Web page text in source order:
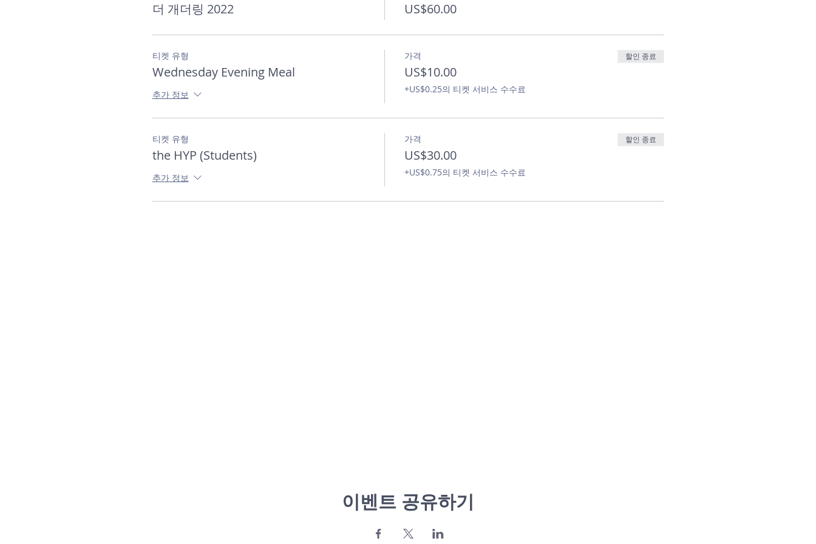
더 개더링 2022 US$60.00
티켓 유형
Wednesday Evening Meal
추가 정보
가격
US$10.00
+US$0.25의 티켓 서비스 수수료
할인 종료
티켓 유형
the HYP (Students)
추가 정보
가격
US$30.00
+US$0.75의 티켓 서비스 수수료
할인 종료
이벤트 공유하기